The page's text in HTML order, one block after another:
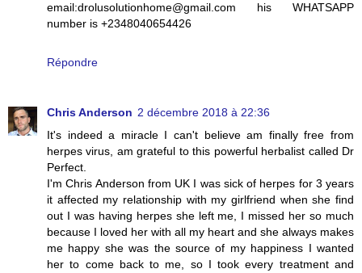
email:drolusolutionhome@gmail.com his WHATSAPP
number is +2348040654426
Répondre
Chris Anderson 2 décembre 2018 à 22:36
It's indeed a miracle I can't believe am finally free from
herpes virus, am grateful to this powerful herbalist called Dr
Perfect.
I'm Chris Anderson from UK I was sick of herpes for 3 years
it affected my relationship with my girlfriend when she find
out I was having herpes she left me, I missed her so much
because I loved her with all my heart and she always makes
me happy she was the source of my happiness I wanted
her to come back to me, so I took every treatment and